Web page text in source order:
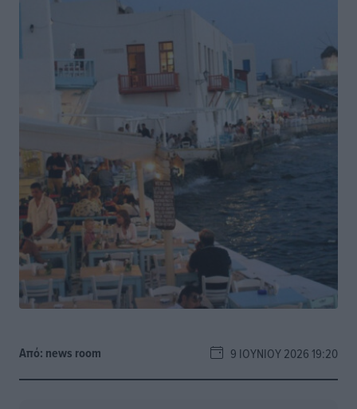
Από: news room 9 ΙΟΥΝΊΟΥ 2026 19:20